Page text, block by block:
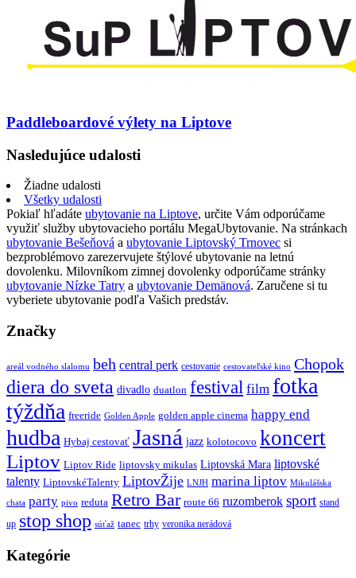
Paddleboardové výlety na Liptove
Nasledujúce udalosti
Žiadne udalosti
Všetky udalosti
Pokiaľ hľadáte ubytovanie na Liptove, určite Vám odporúčame
využiť služby ubytovacieho portálu MegaUbytovanie. Na stránkach
ubytovanie Bešeňová a ubytovanie Liptovský Trnovec si
bezproblémovo zarezervujete štýlové ubytovanie na letnú
dovolenku. Milovníkom zimnej dovolenky odporúčame stránky
ubytovanie Nízke Tatry a ubytovanie Demänová. Zaručene si tu
vyberiete ubytovanie podľa Vašich predstáv.
Značky
areál vodného slalomu beh central perk cestovanie cestovateľské kino Chopok
diera do sveta divadlo duatlon festival film fotka
týždňa freeride Golden Apple golden apple cinema happy end
hudba Hybaj cestovať Jasná jazz kolotocovo koncert
Liptov Liptov Ride liptovsky mikulas Liptovská Mara liptovské
talenty LiptovskéTalenty LiptovŽije LNJH marina liptov Mikulášska
chata party pivo reduta Retro Bar route 66 ruzomberok sport stand
up stop shop súťaž tanec trhy veronika nerádová
Kategórie